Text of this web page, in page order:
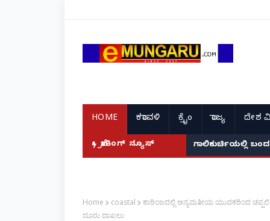
HOME ಕರಾವಳಿ ಕ್ರೈಂ ರಾಜ್ಯ ದೇಶ
ಬ್ರೇಕಿಂಗ್ ನ್ಯೂಸ್ ಗಾಲಿಕುರ್ಚಿಯಲ್ಲಿ
ಮಂಗಳೂರು:
Home coastal
ಕಾರಿಂಜದಲ್ಲಿ ಅನ್ಯಮತೀಯ ಯುವಕರಿಂದ
ದೂರು ದಾಖಲು